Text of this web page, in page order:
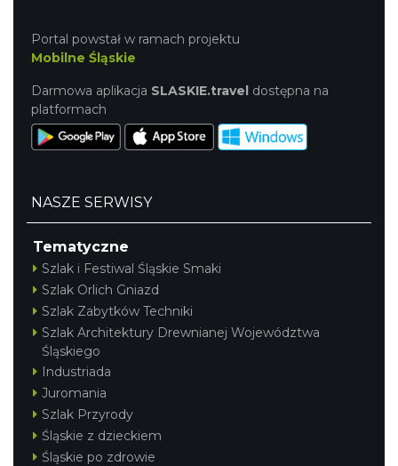
Portal powstał w ramach projektu
Mobilne Śląskie
Darmowa aplikacja SLASKIE.travel dostępna na
platformach
NASZE SERWISY
Tematyczne
Szlak i Festiwal Śląskie Smaki
Szlak Orlich Gniazd
Szlak Zabytków Techniki
Szlak Architektury Drewnianej Województwa
Śląskiego
Industriada
Juromania
Szlak Przyrody
Śląskie z dzieckiem
Śląskie po zdrowie